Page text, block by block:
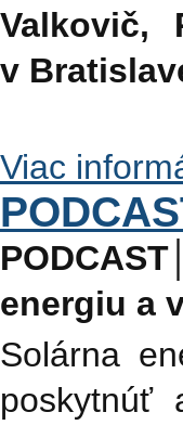
Valkovič,
v
Viac
energiu a
Solárna
poskytnúť